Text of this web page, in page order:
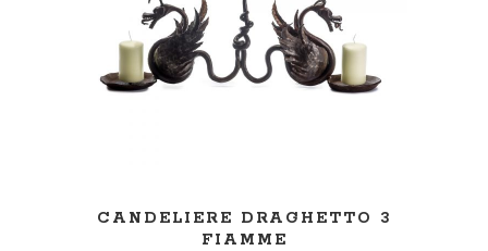
AGGIUNGI AL CARRELLO
CANDELIERE DRAGHETTO 3
FIAMME